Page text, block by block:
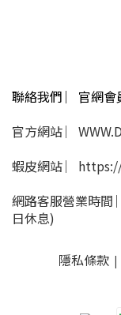
聯絡我們 ︳官網
官方網站
蝦皮網站
網路客服營業時間
日休息)
隱私條款